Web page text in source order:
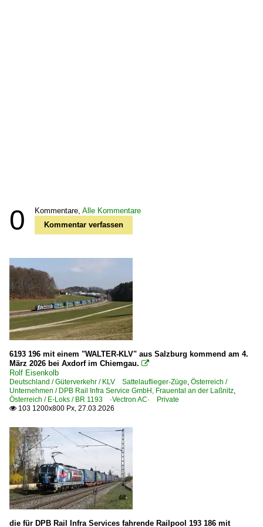
0 Kommentare, Alle Kommentare
Kommentar verfassen
6193 196 mit einem "WALTER-KLV" aus Salzburg kommend am 4.
März 2026 bei Axdorf im Chiemgau. 
Rolf Eisenkolb
Deutschland / Güterverkehr / KLV Sattelauflieger-Züge, Österreich /
Unternehmen / DPB Rail Infra Service GmbH, Frauental an der Laßnitz,
Österreich / E-Loks / BR 1193 ·Vectron AC· Private
 103 1200x800 Px, 27.03.2026
die für DPB Rail Infra Services fahrende Railpool 193 186 mit